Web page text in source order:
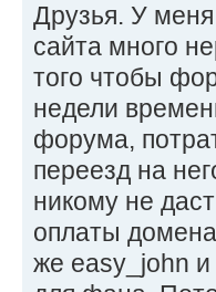
Друзья. У
сайта много
того чтобы
недели
форума,
переезд на
никому не
оплаты
же easy_john и